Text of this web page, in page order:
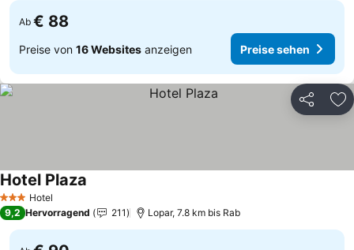
Ab € 88
Preise von 16 Websites anzeigen Preise sehen
Teilen
3 SterneHotel
Hotel Plaza
9,2 Hervorragend 211 Lopar, 7.8 km bis Rab